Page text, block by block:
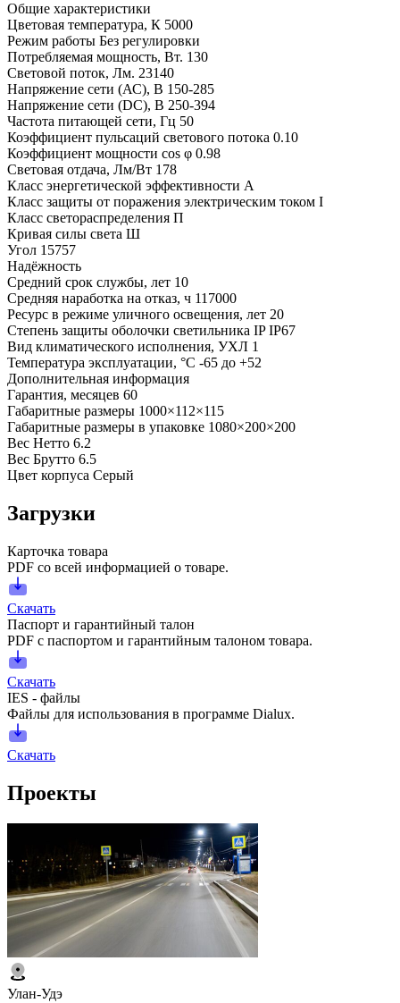
Общие характеристики
Цветовая температура, К 5000
Режим работы Без регулировки
Потребляемая мощность, Вт. 130
Световой поток, Лм. 23140
Напряжение сети (АС), В 150-285
Напряжение сети (DC), В 250-394
Частота питающей сети, Гц 50
Коэффициент пульсаций светового потока 0.10
Коэффициент мощности cos φ 0.98
Световая отдача, Лм/Вт 178
Класс энергетической эффективности A
Класс защиты от поражения электрическим током I
Класс светораспределения П
Кривая силы света Ш
Угол 15757
Надёжность
Средний срок службы, лет 10
Средняя наработка на отказ, ч 117000
Ресурс в режиме уличного освещения, лет 20
Степень защиты оболочки светильника IP IP67
Вид климатического исполнения, УХЛ 1
Температура эксплуатации, °С -65 до +52
Дополнительная информация
Гарантия, месяцев 60
Габаритные размеры 1000×112×115
Габаритные размеры в упаковке 1080×200×200
Вес Нетто 6.2
Вес Брутто 6.5
Цвет корпуса Серый
Загрузки
Карточка товара
PDF со всей информацией о товаре.
Скачать
Паспорт и гарантийный талон
PDF с паспортом и гарантийным талоном товара.
Скачать
IES - файлы
Файлы для использования в программе Dialux.
Скачать
Проекты
Улан-Удэ